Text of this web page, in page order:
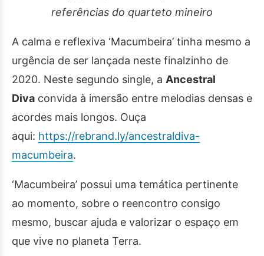
referências do quarteto mineiro
A calma e reflexiva ‘Macumbeira’ tinha mesmo a
urgência de ser lançada neste finalzinho de
2020. Neste segundo single, a Ancestral
Diva convida à imersão entre melodias densas e
acordes mais longos. Ouça
aqui: https://rebrand.ly/ancestraldiva-
macumbeira.
‘Macumbeira’ possui uma temática pertinente
ao momento, sobre o reencontro consigo
mesmo, buscar ajuda e valorizar o espaço em
que vive no planeta Terra.